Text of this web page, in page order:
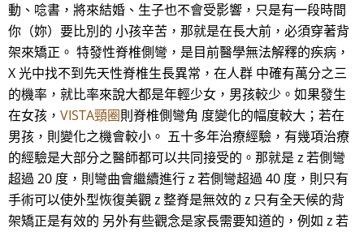
動、唸書，將來結婚、生子也不會受影響，只是有一段時間
你（妳）要比別的 小孩辛苦，那就是在長大前，必須穿著背
架來矯正。 特發性脊椎側彎，是目前醫學無法解釋的疾病，
X 光中找不到先天性脊椎生長異常，在人群 中確有萬分之三
的機率，就比率來說大都是年輕少女，男孩較少。如果發生
在女孩， VISTA頸圈則脊椎側彎角 度變化的幅度較大；若在
男孩，則變化之機會較小。 五十多年治療經驗，有幾項治療
的經驗是大部分之醫師都可以共同接受的。那就是 z 若側彎
超過 20 度，則彎曲會繼續進行 z 若側彎超過 40 度，則只有
手術可以使外型恢復美觀 z 整脊是無效的 z 只有全天候的背
架矯正是有效的 另外有些觀念是家長需要知道的，例如 z 若